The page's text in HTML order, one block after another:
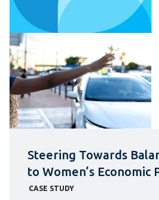
Steering Towards
to Women’s Economic
CASE STUDY